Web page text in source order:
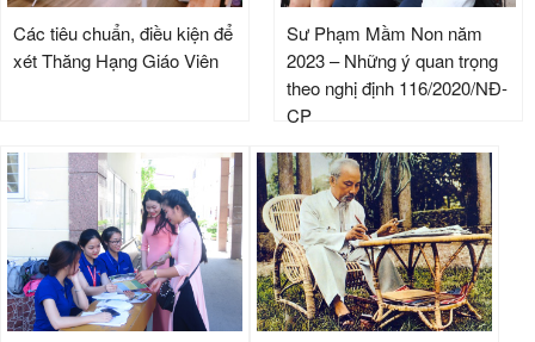
Các tiêu chuẩn, điều kiện để
xét Thăng Hạng Giáo Viên
Sư Phạm Mầm Non năm
2023 – Những ý quan trọng
theo nghị định 116/2020/NĐ-
CP